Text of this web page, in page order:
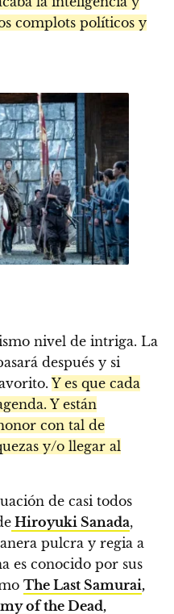
complots políticos y
nivel de intriga. La
después y si
Y es que cada
Y están
con tal de
y/o llegar al
de casi todos
Hiroyuki Sanada,
pulcra y regia a
es conocido por sus
The Last Samurai,
of the Dead,